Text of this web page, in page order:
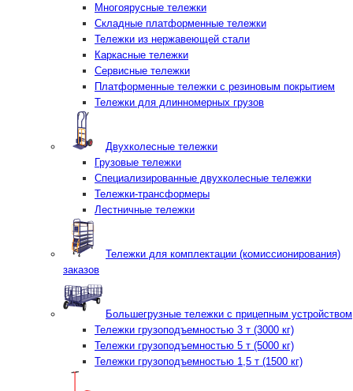
Многоярусные тележки
Складные платформенные тележки
Тележки из нержавеющей стали
Каркасные тележки
Сервисные тележки
Платформенные тележки с резиновым покрытием
Тележки для длинномерных грузов
Двухколесные тележки
Грузовые тележки
Специализированные двухколесные тележки
Тележки-трансформеры
Лестничные тележки
Тележки для комплектации (комиссионирования)
заказов
Большегрузные тележки с прицепным устройством
Тележки грузоподъемностью 3 т (3000 кг)
Тележки грузоподъемностью 5 т (5000 кг)
Тележки грузоподъемностью 1,5 т (1500 кг)